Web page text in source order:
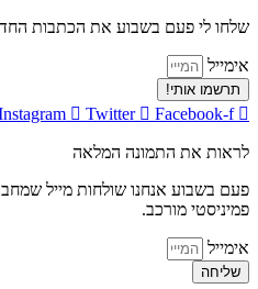
שלחו לי פעם בשבוע את הכתבות
אימייל
תרשמו אותי!
Twitter Facebook-f
לראות את התמונה המלאה
פעם בשבוע אנחנו שולחות מייל
פמיניסטי מורכב.
אימייל
שליחה